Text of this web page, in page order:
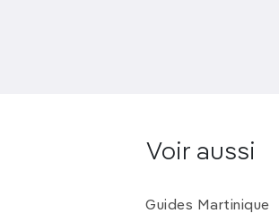
Voir aussi
Guides Martinique